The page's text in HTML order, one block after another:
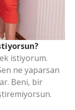
istiyorum.
ne yaparsan
Beni, bir